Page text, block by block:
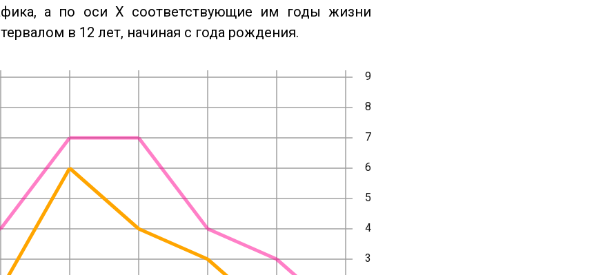
а по оси X соответствующие им годы жизни
в 12 лет, начиная с года рождения.